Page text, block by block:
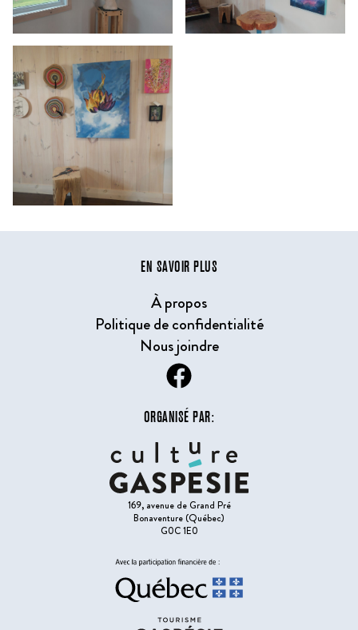
EN SAVOIR PLUS
À propos
Politique de confidentialité
Nous joindre
ORGANISÉ PAR:
169, avenue de Grand Pré
Bonaventure (Québec)
G0C 1E0